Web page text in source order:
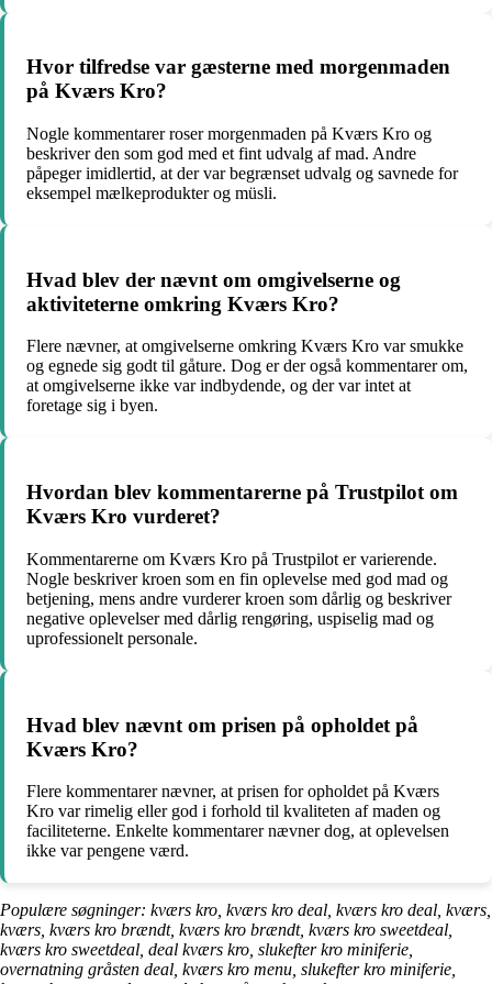
Hvor tilfredse var gæsterne med morgenmaden
på Kværs Kro?
Nogle kommentarer roser morgenmaden på Kværs Kro og
beskriver den som god med et fint udvalg af mad. Andre
påpeger imidlertid, at der var begrænset udvalg og savnede for
eksempel mælkeprodukter og müsli.
Hvad blev der nævnt om omgivelserne og
aktiviteterne omkring Kværs Kro?
Flere nævner, at omgivelserne omkring Kværs Kro var smukke
og egnede sig godt til gåture. Dog er der også kommentarer om,
at omgivelserne ikke var indbydende, og der var intet at
foretage sig i byen.
Hvordan blev kommentarerne på Trustpilot om
Kværs Kro vurderet?
Kommentarerne om Kværs Kro på Trustpilot er varierende.
Nogle beskriver kroen som en fin oplevelse med god mad og
betjening, mens andre vurderer kroen som dårlig og beskriver
negative oplevelser med dårlig rengøring, uspiselig mad og
uprofessionelt personale.
Hvad blev nævnt om prisen på opholdet på
Kværs Kro?
Flere kommentarer nævner, at prisen for opholdet på Kværs
Kro var rimelig eller god i forhold til kvaliteten af maden og
faciliteterne. Enkelte kommentarer nævner dog, at oplevelsen
ikke var pengene værd.
Populære søgninger: kværs kro, kværs kro deal, kværs kro deal, kværs,
kværs, kværs kro brændt, kværs kro brændt, kværs kro sweetdeal,
kværs kro sweetdeal, deal kværs kro, slukefter kro miniferie,
overnatning gråsten deal, kværs kro menu, slukefter kro miniferie,